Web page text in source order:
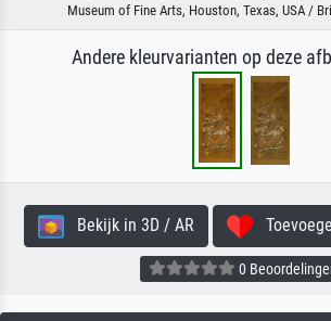
Museum of Fine Arts, Houston, Texas, USA /
Andere kleurvarianten op deze
Bekijk in 3D / AR
0